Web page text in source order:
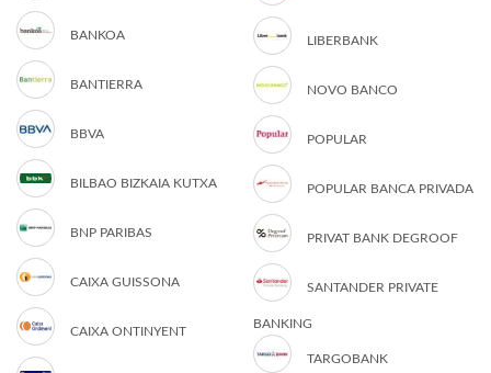
BANKOA
BANTIERRA
BBVA
BILBAO BIZKAIA KUTXA
BNP PARIBAS
CAIXA GUISSONA
CAIXA ONTINYENT
LIBERBANK
NOVO BANCO
POPULAR
POPULAR BANCA PRIVADA
PRIVAT BANK DEGROOF
SANTANDER PRIVATE
BANKING
TARGOBANK